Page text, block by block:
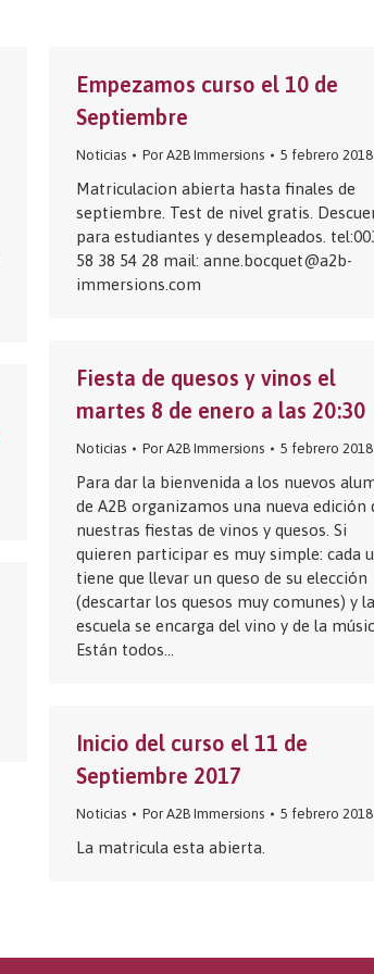
Empezamos curso el 10 de
Septiembre
Noticias Por A2B Immersions 5 febrero 2018
Matriculacion abierta hasta finales de
septiembre. Test de nivel gratis.
para estudiantes y desempleados.
58 38 54 28 mail: anne.bocquet@a2b-
immersions.com
Fiesta de quesos y vinos el
martes 8 de enero a las 20:30
Noticias Por A2B Immersions 5 febrero 2018
Para dar la bienvenida a los nuevos
de A2B organizamos una nueva edición
nuestras fiestas de vinos y quesos. Si
quieren participar es muy simple: cada
tiene que llevar un queso de su elección
(descartar los quesos muy comunes) y la
escuela se encarga del vino y de la
Están todos…
Inicio del curso el 11 de
Septiembre 2017
Noticias Por A2B Immersions 5 febrero 2018
La matricula esta abierta.